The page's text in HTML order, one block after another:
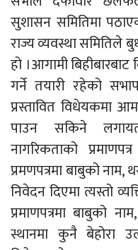
सुशासन समितिमा
राज्य व्यवस्था समितिले
हो ।आगामी
गर्ने तयारी रहेको
प्रस्तावित विधेयकमा
पाउन सकिने
नागरिकताको
प्रमणपत्रमा बाबुको
निवेदन दिएमा त्यस्तो
प्रमाणपत्रमा बाबुको
स्थानमा कुनै बेहोरा